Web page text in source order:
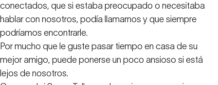
conectados, que si estaba preocupado o necesitaba
hablar con nosotros, podía llamarnos y que siempre
podríamos encontrarle.
Por mucho que le guste pasar tiempo en casa de su
mejor amigo, puede ponerse un poco ansioso si está
lejos de nosotros.